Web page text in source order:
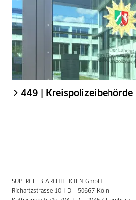
449 | Kreispolizeibehörde
SUPERGELB ARCHITEKTEN GmbH
Richartzstrasse 10 I D - 50667 Köln